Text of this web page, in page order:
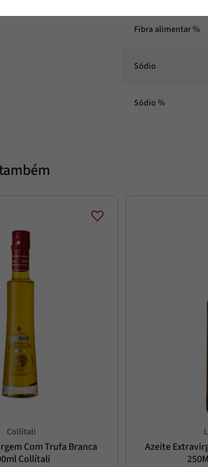
Fibra alimentar %
Sódio
Sódio %
Collítali
Com Trufa Branca
Collítali
Azeite